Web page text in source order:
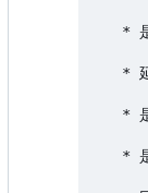
*
*
*
*